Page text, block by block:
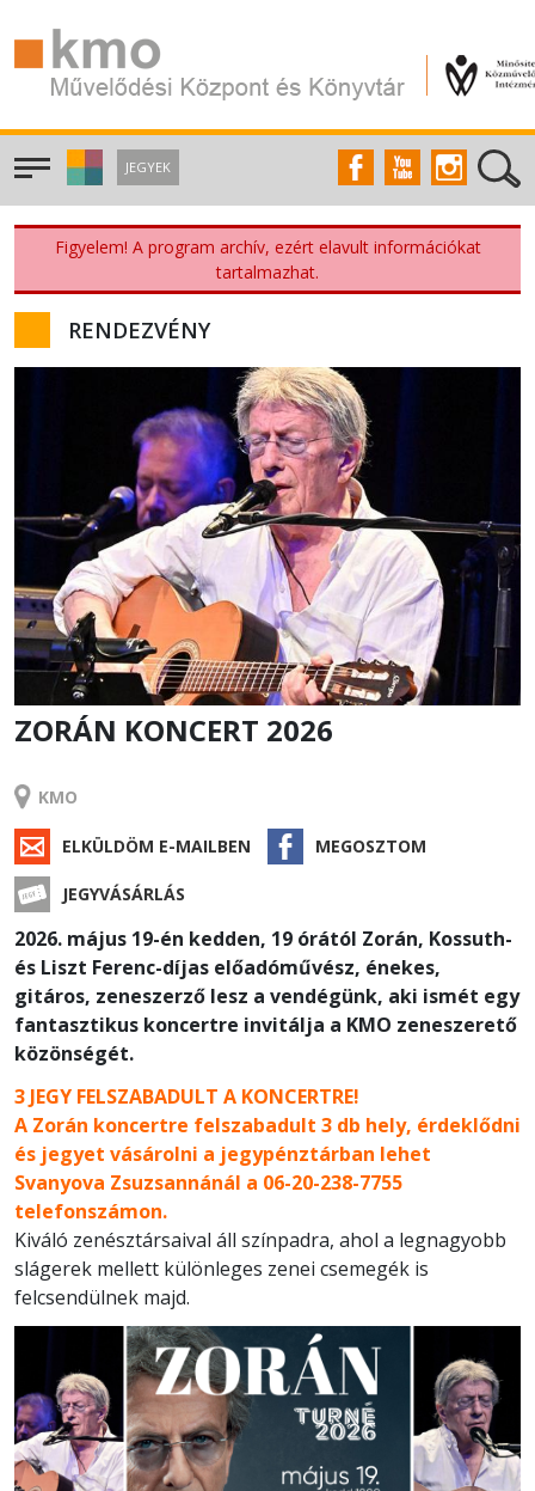
JEGYEK
Figyelem! A program archív, ezért elavult információkat
tartalmazhat.
RENDEZVÉNY
ZORÁN KONCERT 2026
KMO
ELKÜLDÖM E-MAILBEN MEGOSZTOM
JEGYVÁSÁRLÁS
2026. május 19-én kedden, 19 órától Zorán, Kossuth-
és Liszt Ferenc-díjas előadóművész, énekes,
gitáros, zeneszerző lesz a vendégünk, aki ismét egy
fantasztikus koncertre invitálja a KMO zeneszerető
közönségét.
3 JEGY FELSZABADULT A KONCERTRE!
A Zorán koncertre felszabadult 3 db hely, érdeklődni
és jegyet vásárolni a jegypénztárban lehet
Svanyova Zsuzsannánál a 06-20-238-7755
telefonszámon.
Kiváló zenésztársaival áll színpadra, ahol a legnagyobb
slágerek mellett különleges zenei csemegék is
felcsendülnek majd.